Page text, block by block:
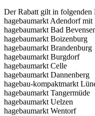
Der Rabatt gilt in folgenden
hagebaumarkt Adendorf
hagebaumarkt Bad
hagebaumarkt Boizenburg
hagebaumarkt Brandenburg
hagebaumarkt Burgdorf
hagebaumarkt Celle
hagebaumarkt Dannenberg
hagebau-kompaktmarkt
hagebaumarkt Tangermüde
hagebaumarkt Uelzen
hagebaumarkt Wentorf